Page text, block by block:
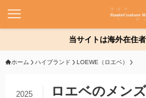
当サイトは海外在住者に向けて
ホーム ハイブランド LOEWE（ロエベ）
ロエベのメン
2025